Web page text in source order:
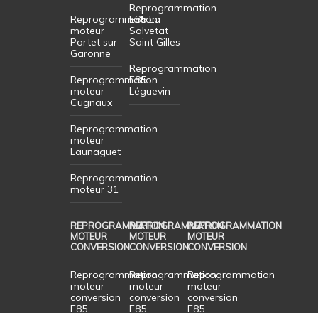
Reprogrammation
moteur
Portet sur
Garonne
Reprogrammation
moteur
Cugnaux
Reprogrammation
moteur
Launaguet
Reprogrammation
moteur 31
Reprogrammation
E85 La
Salvetat
Saint Gilles
Reprogrammation
E85
Léguevin
REPROGRAMMATION
MOTEUR
CONVERSION
Reprogrammation
moteur
conversion
E85
REPROGRAMMATION
MOTEUR
CONVERSION
Reprogrammation
moteur
conversion
E85
REPROGRAMMATION
MOTEUR
CONVERSION
Reprogrammation
moteur
conversion
E85